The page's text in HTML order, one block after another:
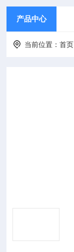
产品中心
当前位置：首页